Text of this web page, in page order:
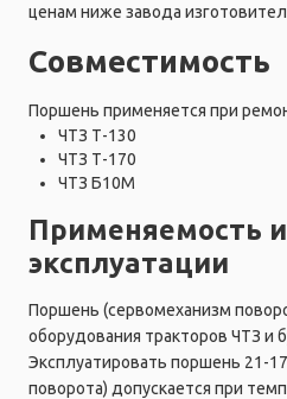
ценам ниже завода
Совместимость
Поршень применяется при
ЧТЗ Т-130
ЧТЗ Т-170
ЧТЗ Б10М
Применяемость
эксплуатации
Поршень (сервомеханизм
оборудования тракторов ЧТЗ и
Эксплуатировать поршень 21-
поворота) допускается при